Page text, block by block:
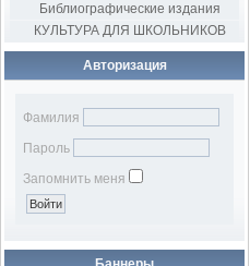
Библиографические издания
КУЛЬТУРА ДЛЯ ШКОЛЬНИКОВ
Авторизация
Фамилия
Пароль
Запомнить меня